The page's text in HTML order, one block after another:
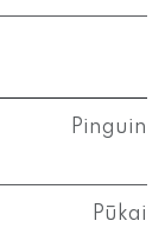
Pinguin
Pūkai